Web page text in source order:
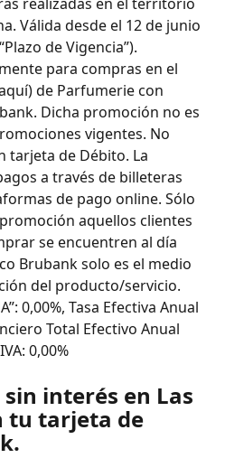
Válida desde el 12 de junio
de Vigencia”).
para compras en el
de Parfumerie con
Dicha promoción no es
vigentes. No
tarjeta de Débito. La
a través de billeteras
de pago online. Sólo
aquellos clientes
se encuentren al día
Brubank solo es el medio
del producto/servicio.
0,00%, Tasa Efectiva Anual
Total Efectivo Anual
0,00%
sin interés en Las
tu tarjeta de